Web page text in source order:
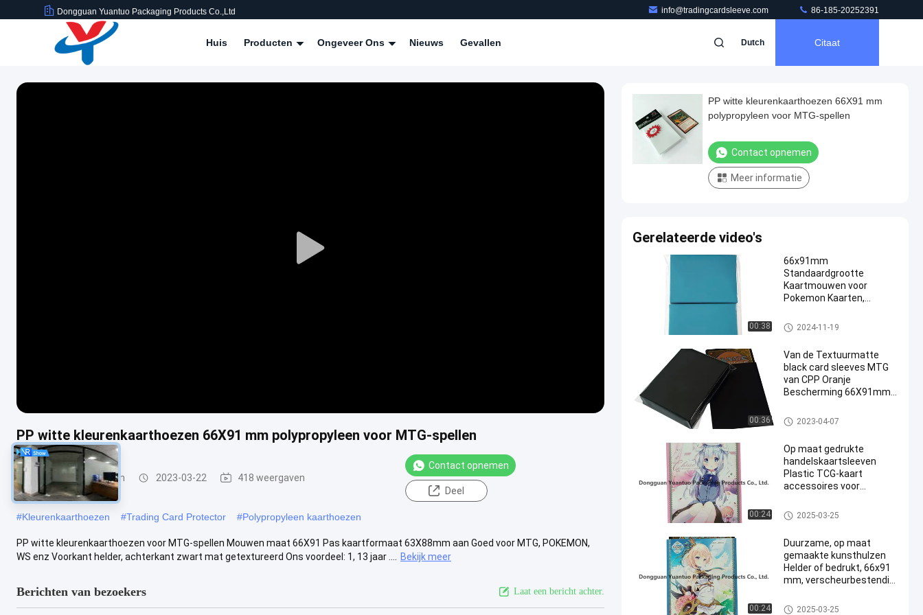
Dongguan Yuantuo Packaging Products Co.,Ltd info@tradingcardsleeve.com 86-185-20252391
Huis Producten Ongeveer Ons Nieuws Gevallen Dutch Citaat
Play
PP witte kleurenkaarthoezen 66X91 mm polypropyleen voor MTG-spellen
Kleurenkaartmouwen 2023-03-22 418 weergaven
Contact opnemen
Deel
#Kleurenkaarthoezen #Trading Card Protector #Polypropyleen kaarthoezen
PP witte kleurenkaarthoezen voor MTG-spellen Mouwen maat 66X91 Pas kaartformaat 63X88mm aan Goed voor MTG, POKEMON,
WS enz Voorkant helder, achterkant zwart mat getextureerd Ons voordeel: 1, 13 jaar ....
Bekijk meer
Berichten van bezoekers Laat een bericht achter.
PP witte kleurenkaarthoezen 66X91 mm
polypropyleen voor MTG-spellen
Contact opnemen
Meer informatie
Gerelateerde video's
00:38
66x91mm
Standaardgrootte
Kaartmouwen voor
Pokemon Kaarten,
Kaartmouwen
Kleurenkaartmouwen
2024-11-19
00:36
Van de Textuurmatte
black card sleeves MTG
van CPP Oranje
Bescherming 66X91mm
Schuifelen
Kleurenkaartmouwen
2023-04-07
00:24
Op maat gedrukte
handelskaartsleeven
Plastic TCG-kaart
accessoires voor
Kunstkaarthoezen
2025-03-25
00:24
Duurzame, op maat
gemaakte kunsthulzen ️
Helder of bedrukt, 66x91
mm, verscheurbestendig,
kaartbescherming
Kunstkaarthoezen
2025-03-25